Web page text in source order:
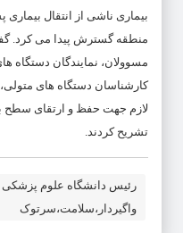
بیماری ناشی از انتقال
منطقه گسترش پیدا می کرد.
مسوولان، نمایندگان دستگاه
کارشناسان دستگاه های
لازم جهت حفظ و ارتقای سطح
تشریح کردند.
رئیس دانشگاه علوم پزشکی
واگیردار،سلامت،سرتوک